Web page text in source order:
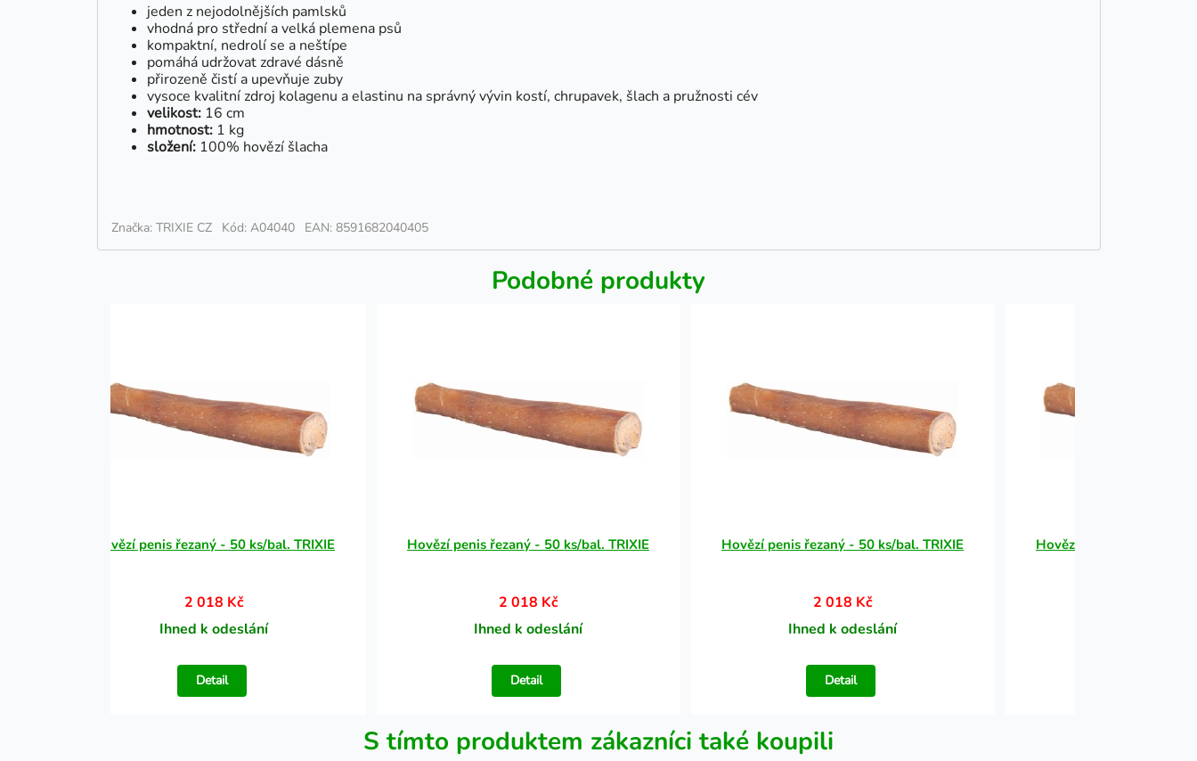
jeden z nejodolnějších pamlsků
vhodná pro střední a velká plemena psů
kompaktní, nedrolí se a neštípe
pomáhá udržovat zdravé dásně
přirozeně čistí a upevňuje zuby
vysoce kvalitní zdroj kolagenu a elastinu na správný vývin kostí, chrupavek, šlach a pružnosti cév
velikost: 16 cm
hmotnost:1 kg
složení: 100% hovězí šlacha
Značka: TRIXIE CZ Kód: A04040 EAN: 8591682040405
Podobné produkty
Hovězí penis řezaný - 50 ks/bal. TRIXIE
2 018 Kč
Ihned k odeslání
Detail
Hovězí penis řezaný - 50 ks/bal. TRIXIE
2 018 Kč
Ihned k odeslání
Detail
Hovězí penis řezaný - 50 ks/bal. TRIXIE
2 018 Kč
Ihned k odeslání
Detail
Hovězí penis řezaný - 50
S tímto produktem zákazníci také koupili